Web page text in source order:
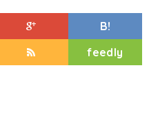
B!
feedly